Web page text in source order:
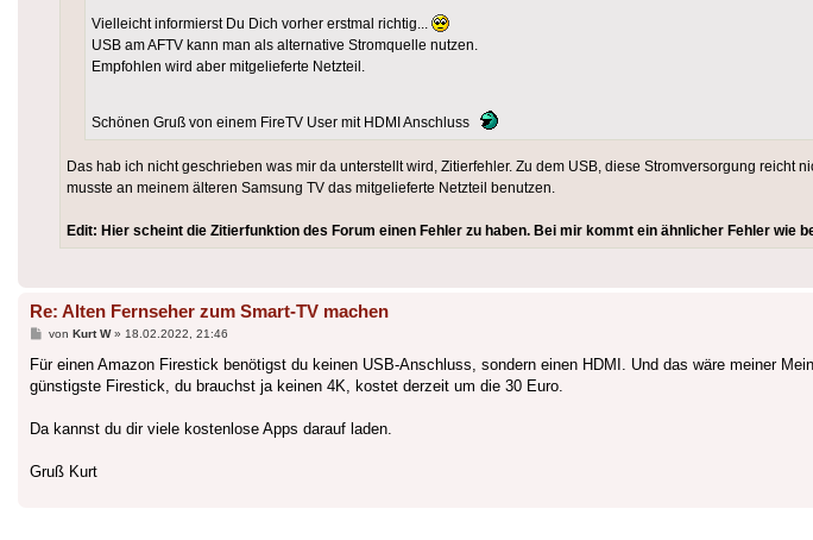
Vielleicht informierst Du Dich vorher erstmal richtig...
USB am AFTV kann man als alternative Stromquelle nutzen.
Empfohlen wird aber mitgelieferte Netzteil.
Schönen Gruß von einem FireTV User mit HDMI Anschluss
Das hab ich nicht geschrieben was mir da unterstellt wird, Zitierfehler. Zu dem USB, diese Stromversorgung reicht
musste an meinem älteren Samsung TV das mitgelieferte Netzteil benutzen.
Edit: Hier scheint die Zitierfunktion des Forum einen Fehler zu haben. Bei mir kommt ein ähnlicher Fehler wie
Re: Alten Fernseher zum Smart-TV machen
Beitrag
von Kurt W» 18.02.2022, 21:46
Für einen Amazon Firestick benötigst du keinen USB-Anschluss, sondern einen HDMI. Und das wäre meiner
günstigste Firestick, du brauchst ja keinen 4K, kostet derzeit um die 30 Euro.
Da kannst du dir viele kostenlose Apps darauf laden.
Gruß Kurt